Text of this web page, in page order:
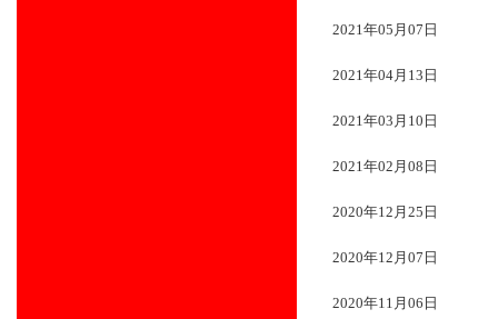
2021年05月07日
2021年04月13日
2021年03月10日
2021年02月08日
2020年12月25日
2020年12月07日
2020年11月06日